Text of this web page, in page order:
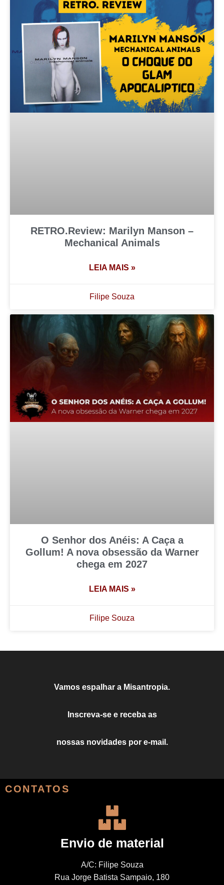
RETRO.Review: Marilyn Manson –
Mechanical Animals
LEIA MAIS »
Filipe Souza
O Senhor dos Anéis: A Caça a
Gollum! A nova obsessão da Warner
chega em 2027
LEIA MAIS »
Filipe Souza
Vamos espalhar a Misantropia.
Inscreva-se e receba as
nossas novidades por e-mail.
CONTATOS
Envio de material
A/C: Filipe Souza
Rua Jorge Batista Sampaio, 180